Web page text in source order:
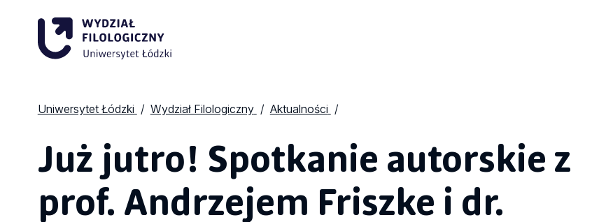
Uniwersytet Łódzki Wydział Filologiczny Aktualności
Już jutro! Spotkanie autorskie z
prof. Andrzejem Friszke i dr.